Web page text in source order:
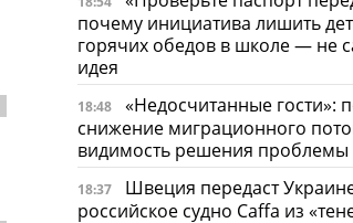
почему инициатива лишить
горячих обедов в школе — не
идея
18:48
«Недосчитанные гости»:
снижение миграционного
видимость решения проблемы
18:37
Швеция передаст
российское судно Caffa из